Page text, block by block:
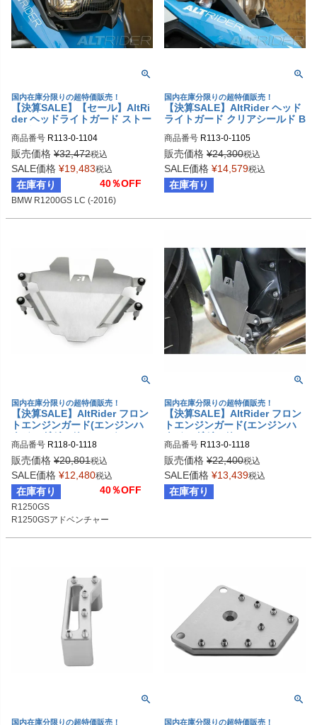
国内在庫分限りの超特価販売！
【決算SALE】【セール】AltRi
der ヘッドライトガード ストー
MW R1200GS LC/R1200GS L
C Adventure
商品番号 R113-0-1104
販売価格 ¥32,472税込
SALE価格 ¥19,483税込
在庫有り 40％OFF
BMW R1200GS LC (-2016)
国内在庫分限りの超特価販売！
【決算SALE】AltRider ヘッド
ライトガード クリアシールド B
C Adventure
商品番号 R113-0-1105
販売価格 ¥24,300税込
SALE価格 ¥14,579税込
在庫有り
国内在庫分限りの超特価販売！
【決算SALE】AltRider フロン
トエンジンガード(エンジンハ
ウジングガード) シルバー BM
W R1250GS/R1250GSA
商品番号 R118-0-1118
販売価格 ¥20,801税込
SALE価格 ¥12,480税込
在庫有り 40％OFF
R1250GS
R1250GSアドベンチャー
国内在庫分限りの超特価販売！
【決算SALE】AltRider フロン
トエンジンガード(エンジンハ
ウジングガード) BMW R1200G
S LC/R1200GS LC Adv
商品番号 R113-0-1118
販売価格 ¥22,400税込
SALE価格 ¥13,439税込
在庫有り
国内在庫分限りの超特価販売！ 国内在庫分限りの超特価販売！